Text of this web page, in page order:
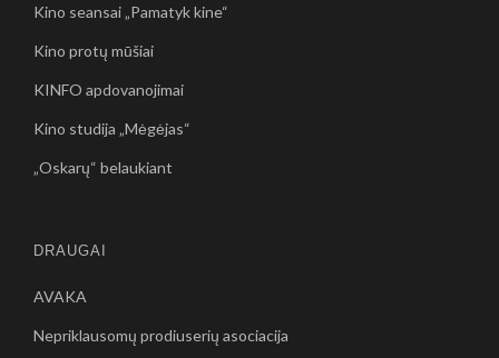
Kino seansai „Pamatyk kine“
Kino protų mūšiai
KINFO apdovanojimai
Kino studija „Mėgėjas“
„Oskarų“ belaukiant
DRAUGAI
AVAKA
Nepriklausomų prodiuserių asociacija